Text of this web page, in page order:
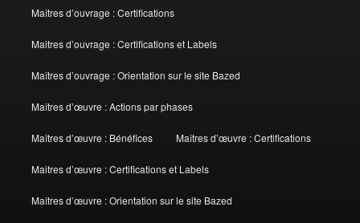
Maîtres d’ouvrage : Certifications
Maitres d’ouvrage : Certifications et Labels
Maîtres d’ouvrage : Orientation sur le site Bazed
Maîtres d’œuvre : Actions par phases
Maîtres d’œuvre : Bénéfices Maîtres d’œuvre : Certifications
Maitres d’œuvre : Certifications et Labels
Maîtres d’œuvre : Orientation sur le site Bazed